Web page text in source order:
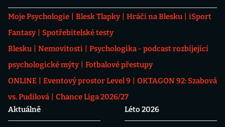
Moje Psychologie Blesk Tlapky Hráči na Blesku
iSport
Fantasy
Spotřebitelské testy
Blesku
Nemovitosti
Psychologika - podcast rozbíjející
psychologické mýty
Fotbalové přestupy
ONLINE
Eventový prostor Level 9
OKTAGON 92: Szabová
vs. Pudilová
Chance Liga 2026/27
Aktuálně
Léto 2026